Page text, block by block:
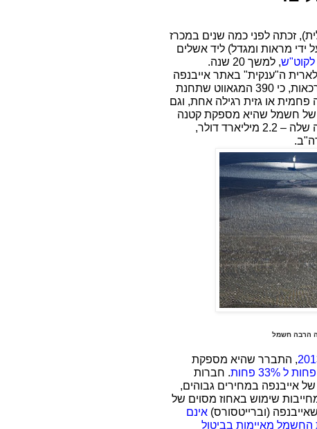
זכתה לפני כמה שנים במכרז
מראות ומגדל) ליד אשלים
, למשך 20 שנה.
ה"ענקית" באתר אייבנפה
בארה"ב, הפועלת באותה שיטה בדיוק. "ענקית" במרכאות, כי 390 המגאווט שתחנת
מההספק של תחנה פחמית או גזית רגילה אחת, וגם
הכללית של חשמל שהיא מספקת קטנה
מאד. התחנה היא "ענקית" רק מבחינת עלות ההקמה שלה – 2.2 מיליארד דולר,
הרבה חשמל
, התברר שהיא מספקת
. חברות
אייבנפה במחירים גבוהים,
שימוש באחוז מסוים של
אינם
החשמל מאיימות בביטול